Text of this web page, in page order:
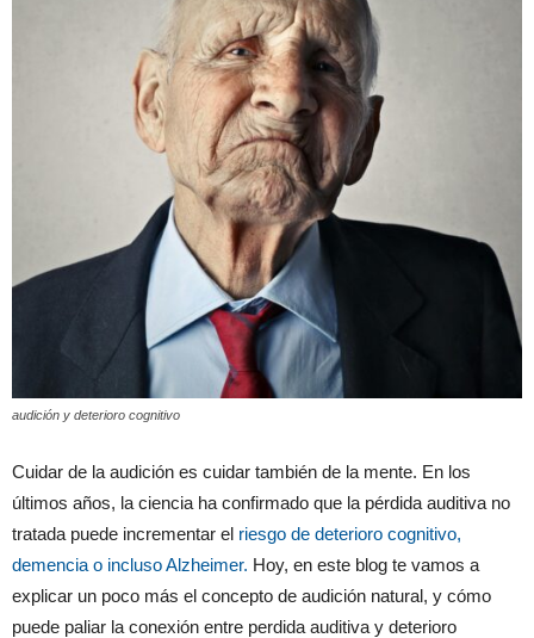
audición y deterioro cognitivo
Cuidar de la audición es cuidar también de la mente. En los
últimos años, la ciencia ha confirmado que la pérdida auditiva no
tratada puede incrementar el riesgo de deterioro cognitivo,
demencia o incluso Alzheimer. Hoy, en este blog te vamos a
explicar un poco más el concepto de audición natural, y cómo
puede paliar la conexión entre perdida auditiva y deterioro